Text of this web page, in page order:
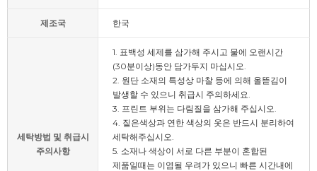
제조국 한국
세탁방법 및 취급시
주의사항
1. 표백성 세제를 삼가해 주시고 물에 오랜시간
(30분이상)동안 담가두지 마십시오.
2. 원단 소재의 특성상 마찰 등에 의해 올뜯김이
발생할 수 있으니 취급시 주의하세요.
3. 프린트 부위는 다림질을 삼가해 주십시오.
4. 짙은색상과 연한 색상의 옷은 반드시 분리하여
세탁해주십시오.
5. 소재나 색상이 서로 다른 부분이 혼합된
제품일때는 이염될 우려가 있으니 빠른 시간내에